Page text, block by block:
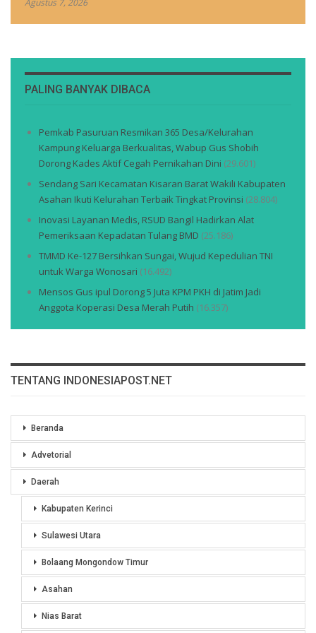
PALING BANYAK DIBACA
Pemkab Pasuruan Resmikan 365 Desa/Kelurahan
Kampung Keluarga Berkualitas, Wabup Gus Shobih
Dorong Kades Aktif Cegah Pernikahan Dini (29.601)
Sendang Sari Kecamatan Kisaran Barat Wakili Kabupaten
Asahan Ikuti Kelurahan Terbaik Tingkat Provinsi (28.804)
Inovasi Layanan Medis, RSUD Bangil Hadirkan Alat
Pemeriksaan Kepadatan Tulang BMD (25.186)
TMMD Ke-127 Bersihkan Sungai, Wujud Kepedulian TNI
untuk Warga Wonosari (16.492)
Mensos Gus ipul Dorong 5 Juta KPM PKH di Jatim Jadi
Anggota Koperasi Desa Merah Putih (16.357)
TENTANG INDONESIAPOST.NET
Beranda
Advetorial
Daerah
Kabupaten Kerinci
Sulawesi Utara
Bolaang Mongondow Timur
Asahan
Nias Barat